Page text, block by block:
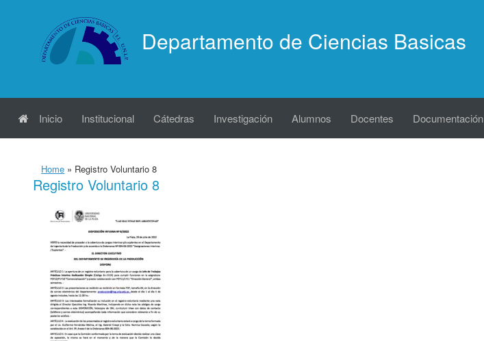
Departamento de Ciencias Basicas
Inicio Institucional Cátedras Investigación Alumnos Docentes Documentación
Home » Registro Voluntario 8
Registro Voluntario 8